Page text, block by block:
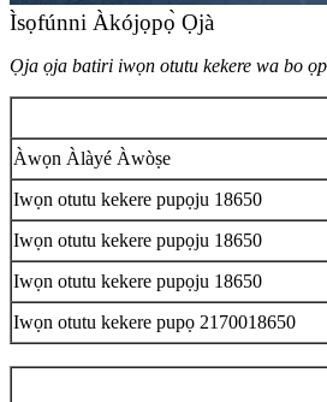
Ìsọfúnni Àkójọpọ̀ Ọjà
Ọja ọja batiri iwọn otutu kekere wa bo
Àwọn Àlàyé Àwòṣe
Iwọn otutu kekere pupọju 18650
Iwọn otutu kekere pupọju 18650
Iwọn otutu kekere pupọju 18650
Iwọn otutu kekere pupọ 2170018650